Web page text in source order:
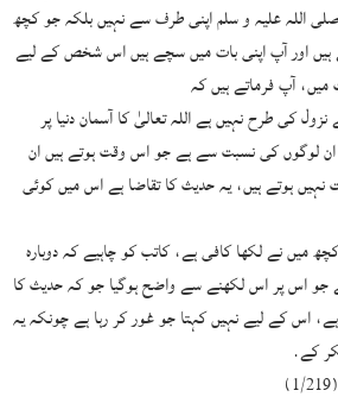
اللہ علیہ و سلم اپنی طرف سے نہیں بلکہ جو کچھ
ہیں اور آپ اپنی بات میں سچے ہیں اس شخص کے لیے
آپ فرماتے ہیں کہ
کی طرح نہیں ہے اللہ تعالیٰ کا آسمان دنیا پر
لوگوں کی نسبت سے ہے جو اس وقت ہوتے ہیں ان
ہوتے ہیں، یہ حدیث کا تقاضا ہے اس میں کوئی
میں نے لکھا کافی ہے، کاتب کو چاہیے کہ دوبارہ
اس پر اس لکھنے سے واضح ہوگیا جو کہ حدیث کا
ہے، اس کے لیے نہیں کہتا جو غور کر رہا ہے چونکہ یہ
کے.